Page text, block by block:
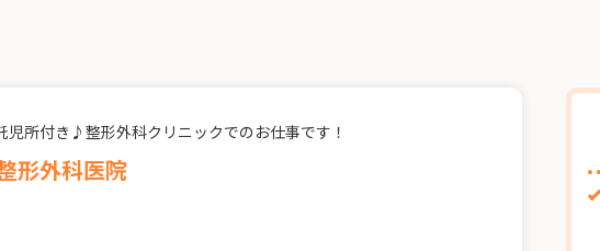
児所付き♪整形外科クリニックでのお仕事です！
形外科医院